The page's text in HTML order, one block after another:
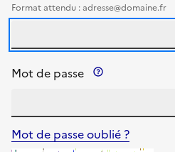
Format attendu : adresse@domaine.fr
Mot de passe Précision
Mot de passe oublié ?